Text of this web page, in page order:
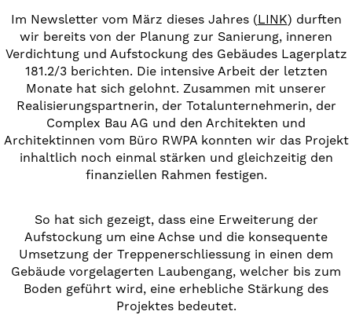
Im Newsletter vom März dieses Jahres (LINK) durften
wir bereits von der Planung zur Sanierung, inneren
Verdichtung und Aufstockung des Gebäudes Lagerplatz
181.2/3 berichten. Die intensive Arbeit der letzten
Monate hat sich gelohnt. Zusammen mit unserer
Realisierungspartnerin, der Totalunternehmerin, der
Complex Bau AG und den Architekten und
Architektinnen vom Büro RWPA konnten wir das Projekt
inhaltlich noch einmal stärken und gleichzeitig den
finanziellen Rahmen festigen.
So hat sich gezeigt, dass eine Erweiterung der
Aufstockung um eine Achse und die konsequente
Umsetzung der Treppenerschliessung in einen dem
Gebäude vorgelagerten Laubengang, welcher bis zum
Boden geführt wird, eine erhebliche Stärkung des
Projektes bedeutet.